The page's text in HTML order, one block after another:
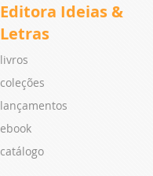
Editora Ideias &
Letras
livros
coleções
lançamentos
ebook
catálogo